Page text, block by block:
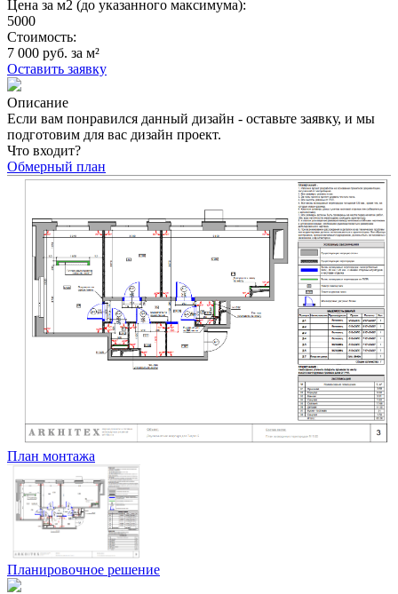
Цена за м2 (до указанного максимума):
5000
Стоимость:
7 000 руб. за м²
Оставить заявку
Описание
Если вам понравился данный дизайн - оставьте заявку, и мы
подготовим для вас дизайн проект.
Что входит?
Обмерный план
План монтажа
Планировочное решение